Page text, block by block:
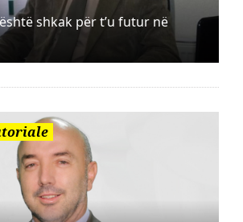
shkak për t’u futur në